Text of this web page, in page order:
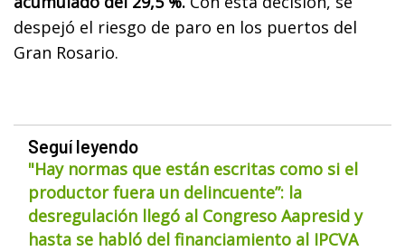
despejó el riesgo de paro en los puertos del
Gran Rosario.
Seguí leyendo
"Hay normas que están escritas como si el
productor fuera un delincuente”: la
desregulación llegó al Congreso Aapresid y
hasta se habló del financiamiento al IPCVA